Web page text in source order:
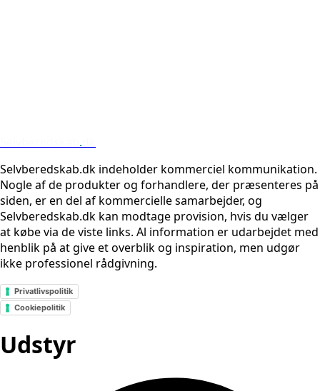
.
Selvberedskab.dk indeholder kommerciel kommunikation.
Nogle af de produkter og forhandlere, der præsenteres på
siden, er en del af kommercielle samarbejder, og
Selvberedskab.dk kan modtage provision, hvis du vælger
at købe via de viste links. Al information er udarbejdet med
henblik på at give et overblik og inspiration, men udgør
ikke professionel rådgivning.
Privatlivspolitik
Cookiepolitik
Udstyr